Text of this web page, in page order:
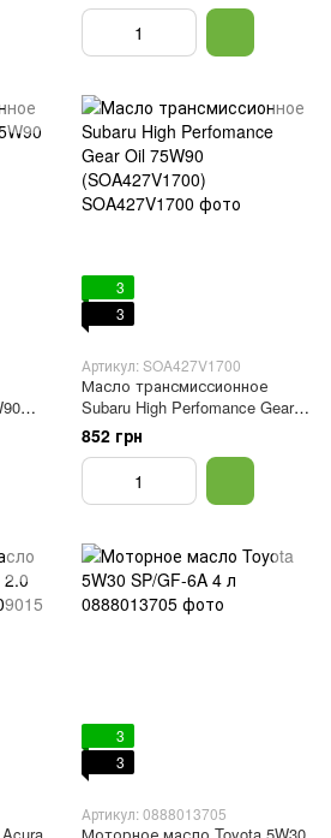
3
3
Артикул: SOA427V1700
Масло трансмиссионное
Subaru High Perfomance Gear
Oil 75W90 (SOA427V1700)
852 грн
3
3
Артикул: 0888013705